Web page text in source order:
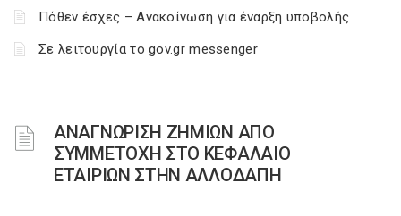
Πόθεν έσχες – Ανακοίνωση για έναρξη υποβολής
Σε λειτουργία το gov.gr messenger
ΑΝΑΓΝΩΡΙΣΗ ΖΗΜΙΩΝ ΑΠΟ
ΣΥΜΜΕΤΟΧΗ ΣΤΟ ΚΕΦΑΛΑΙΟ
ΕΤΑΙΡΙΩΝ ΣΤΗΝ ΑΛΛΟΔΑΠΗ